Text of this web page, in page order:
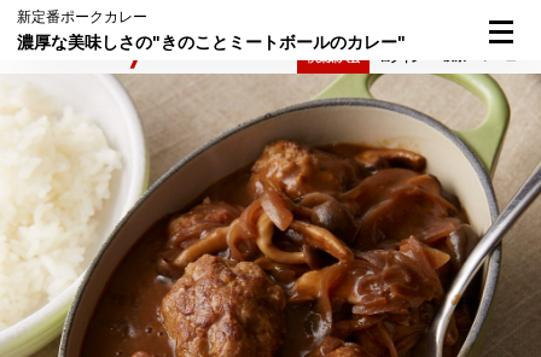
新定番ポークカレー
濃厚な美味しさの"きのことミートボールのカレー"